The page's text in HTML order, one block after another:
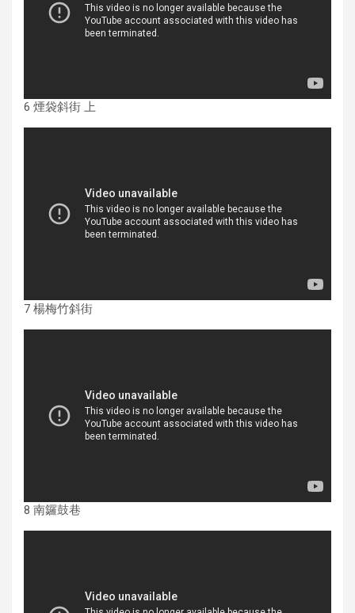
6 煙袋斜街 上
7 楊梅竹斜街
8 南鑼鼓巷